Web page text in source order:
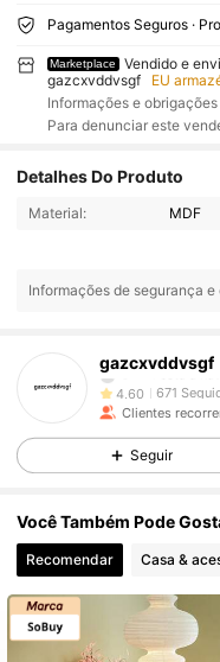
Pagamentos Seguros ·
Marketplace
Vendido e
gazcxvddvsgf
EU
Informações e
Para denunciar este
Detalhes Do Produto
Material: MDF
Informações de segurança
gazcxvddvsgf
s***1está a
4,60
671
4,60 671
4,60 671
4,60 671
Clientes
Seguir
Você Também Pode
Recomendar Casa &